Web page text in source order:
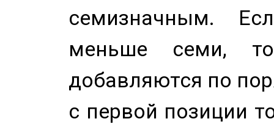
семизначным.
меньше семи,
добавляются по
с первой позиции